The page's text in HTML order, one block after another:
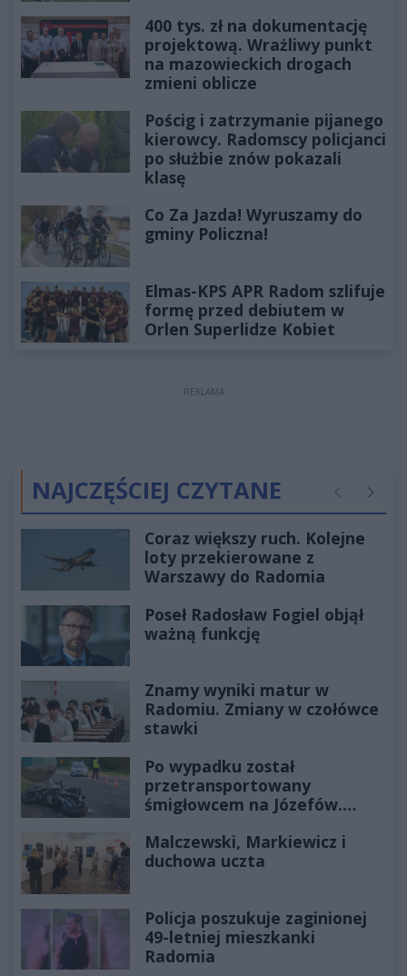
400 tys. zł na dokumentację
projektową. Wrażliwy punkt
na mazowieckich drogach
zmieni oblicze
Pościg i zatrzymanie pijanego
kierowcy. Radomscy policjanci
po służbie znów pokazali
klasę
Co Za Jazda! Wyruszamy do
gminy Policzna!
Elmas-KPS APR Radom szlifuje
formę przed debiutem w
Orlen Superlidze Kobiet
REKLAMA
NAJCZĘŚCIEJ CZYTANE Poprzednie
Coraz większy ruch. Kolejne
loty przekierowane z
Warszawy do Radomia
Poseł Radosław Fogiel objął
ważną funkcję
Znamy wyniki matur w
Radomiu. Zmiany w czołówce
stawki
Po wypadku został
przetransportowany
śmigłowcem na Józefów.
Malczewski, Markiewicz i
duchowa uczta
Policja poszukuje zaginionej
49-letniej mieszkanki
Radomia